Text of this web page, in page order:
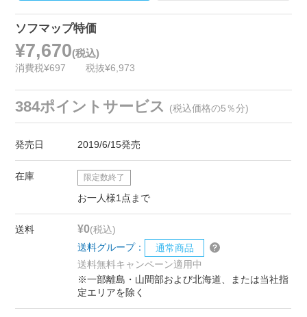
ソフマップ特価
¥7,670(税込)
消費税¥697 税抜¥6,973
384ポイントサービス (税込価格の5％分)
発売日 2019/6/15発売
在庫 限定数終了
お一人様1点まで
送料 ¥0(税込)
送料グループ：
通常商品
送料無料キャンペーン適用中
※一部離島・山間部および北海道、または当社指
定エリアを除く